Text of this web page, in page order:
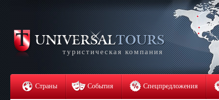
туристическая компания
Страны События Спецпредложения